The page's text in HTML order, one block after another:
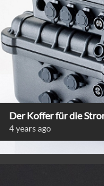
Der Koffer für die
4 years ago